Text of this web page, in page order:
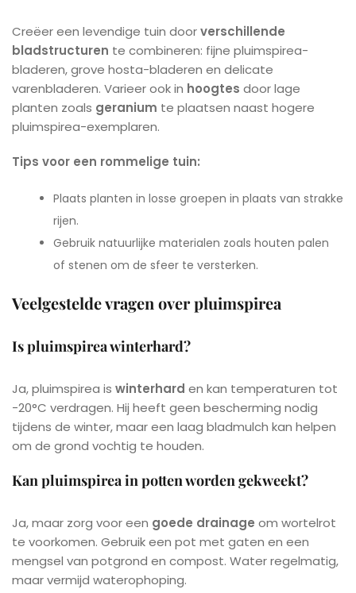
Creëer een levendige tuin doorverschillende
bladstructuren te combineren: fijne pluimspirea-
bladeren, grove hosta-bladeren en delicate
varenbladeren. Varieer ook in hoogtes door lage
planten zoals geranium te plaatsen naast hogere
pluimspirea-exemplaren.
Tips voor een rommelige tuin:
Plaats planten in losse groepen in plaats van strakke
rijen.
Gebruik natuurlijke materialen zoals houten palen
of stenen om de sfeer te versterken.
Veelgestelde vragen over pluimspirea
Is pluimspirea winterhard?
Ja, pluimspirea is winterhard en kan temperaturen tot
-20°C verdragen. Hij heeft geen bescherming nodig
tijdens de winter, maar een laag bladmulch kan helpen
om de grond vochtig te houden.
Kan pluimspirea in potten worden gekweekt?
Ja, maar zorg voor een goede drainage om wortelrot
te voorkomen. Gebruik een pot met gaten en een
mengsel van potgrond en compost. Water regelmatig,
maar vermijd waterophoping.